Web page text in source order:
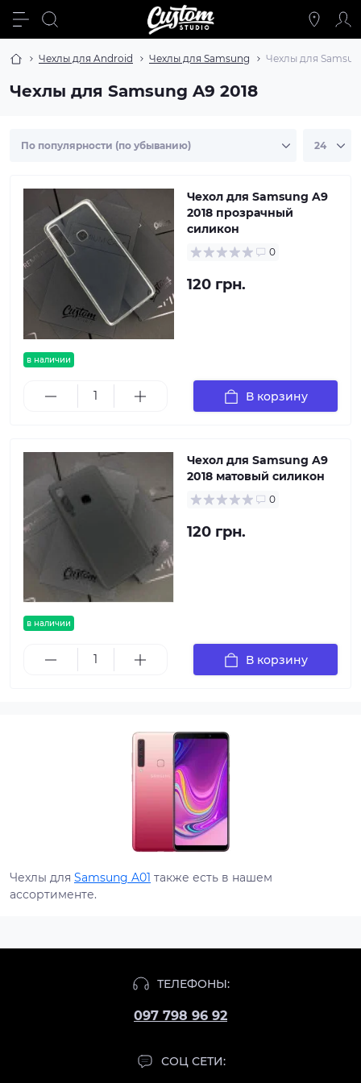
Чехлы для Android Чехлы для Samsung Чехлы для
Чехлы для Samsung A9 2018
в наличии
Чехол для Samsung A9
2018 прозрачный
силикон
0
120 грн.
В корзину
в наличии
Чехол для Samsung A9
2018 матовый силикон
0
120 грн.
В корзину
Чехлы для Samsung A01 также есть в нашем
ассортименте.
ТЕЛЕФОНЫ:
097 798 96 92
СОЦ СЕТИ: